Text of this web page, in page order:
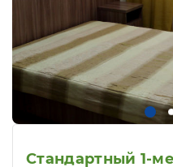
Стандартный 1-